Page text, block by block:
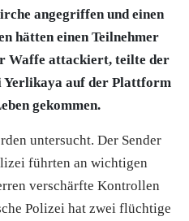
angegriffen und einen
hätten einen Teilnehmer
Waffe attackiert, teilte der
auf der Plattform
gekommen.
untersucht. Der Sender
führten an wichtigen
verschärfte Kontrollen
Polizei hat zwei flüchtige